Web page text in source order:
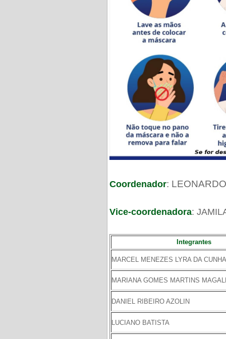
Coordenador:
Vice-coordenadora:
Integrantes
MARCEL MENEZES LYRA DA CUNHA
MARIANA GOMES MARTINS
DANIEL RIBEIRO AZOLIN
LUCIANO BATISTA